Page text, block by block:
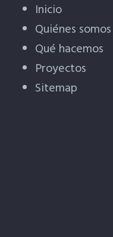
Inicio
Quiénes somos
Qué hacemos
Proyectos
Sitemap